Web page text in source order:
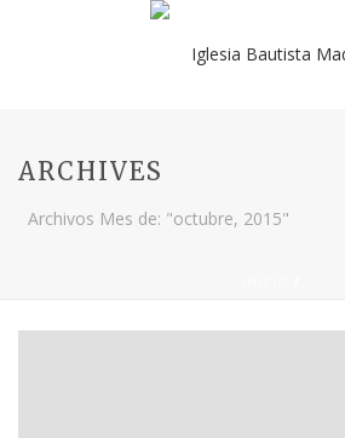
ARCHIVES
Archivos Mes de: "octubre, 2015"